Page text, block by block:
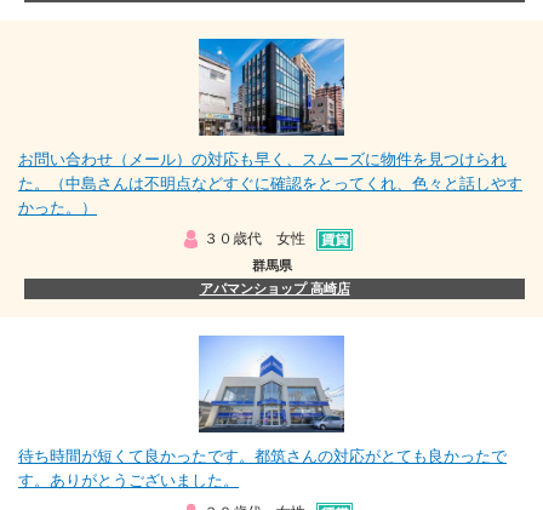
お問い合わせ（メール）の対応も早く、スムーズに物件を見つけられ
た。（中島さんは不明点などすぐに確認をとってくれ、色々と話しやす
かった。）
３０歳代 女性
群馬県
アパマンショップ 高崎店
待ち時間が短くて良かったです。都筑さんの対応がとても良かったで
す。ありがとうございました。